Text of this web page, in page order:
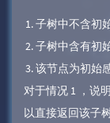
    }
子树中不含初
子树中含有初
该节点为初始
对于情况 1 ，说
以直接返回该子